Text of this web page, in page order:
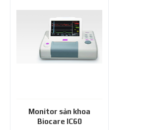
Monitor sản khoa
Biocare IC60